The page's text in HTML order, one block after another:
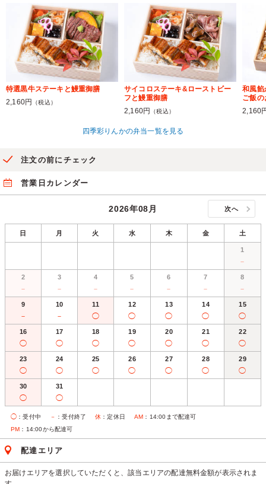
特選黒牛ステーキと鰻重御膳
2,160円
（税込）
サイコロステーキ&ローストビー
フと鰻重御膳
2,160円
（税込）
和風餡
ご飯
2,160
四季彩りんかの弁当一覧を見る
注文の前にチェック
営業日カレンダー
2026年08月 次へ
日 月 火 水 木 金 土
1
－
2
－
3
－
4
－
5
－
6
－
7
－
8
－
9
－
10
－
11
◯
12
◯
13
◯
14
◯
15
◯
16
◯
17
◯
18
◯
19
◯
20
◯
21
◯
22
◯
23
◯
24
◯
25
◯
26
◯
27
◯
28
◯
29
◯
30
◯
31
◯
◯ ：受付中 － ：受付終了 休 ：定休日 AM ：14:00まで配達可
PM ：14:00から配達可
配達エリア
お届けエリアを選択していただくと、該当エリアの配達無料金額が表示されま